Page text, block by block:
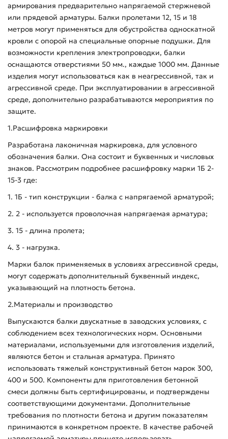
армирования предварительно напрягаемой стержневой
или прядевой арматуры. Балки пролетами 12, 15 и 18
метров могут применяться для обустройства односкатной
кровли с опорой на специальные опорные подушки. Для
возможности крепления электропроводки, балки
оснащаются отверстиями 50 мм., каждые 1000 мм. Данные
изделия могут использоваться как в неагрессивной, так и
агрессивной среде. При эксплуатировании в агрессивной
среде, дополнительно разрабатываются мероприятия по
защите.
1.Расшифровка маркировки
Разработана лаконичная маркировка, для условного
обозначения балки. Она состоит и буквенных и числовых
знаков. Рассмотрим подробнее расшифровку марки 1Б 2-
15-3 где:
1. 1Б - тип конструкции - балка с напрягаемой арматурой;
2. 2 - используется проволочная напрягаемая арматура;
3. 15 - длина пролета;
4. 3 - нагрузка.
Марки балок применяемых в условиях агрессивной среды,
могут содержать дополнительный буквенный индекс,
указывающий на плотность бетона.
2.Материалы и производство
Выпускаются балки двускатные в заводских условиях, с
соблюдением всех технологических норм. Основными
материалами, используемыми для изготовления изделий,
являются бетон и стальная арматура. Принято
использовать тяжелый конструктивный бетон марок 300,
400 и 500. Компоненты для приготовления бетонной
смеси должны быть сертифицированы, и подтверждены
соответствующими документами. Дополнительные
требования по плотности бетона и другим показателям
принимаются в конкретном проекте. В качестве рабочей